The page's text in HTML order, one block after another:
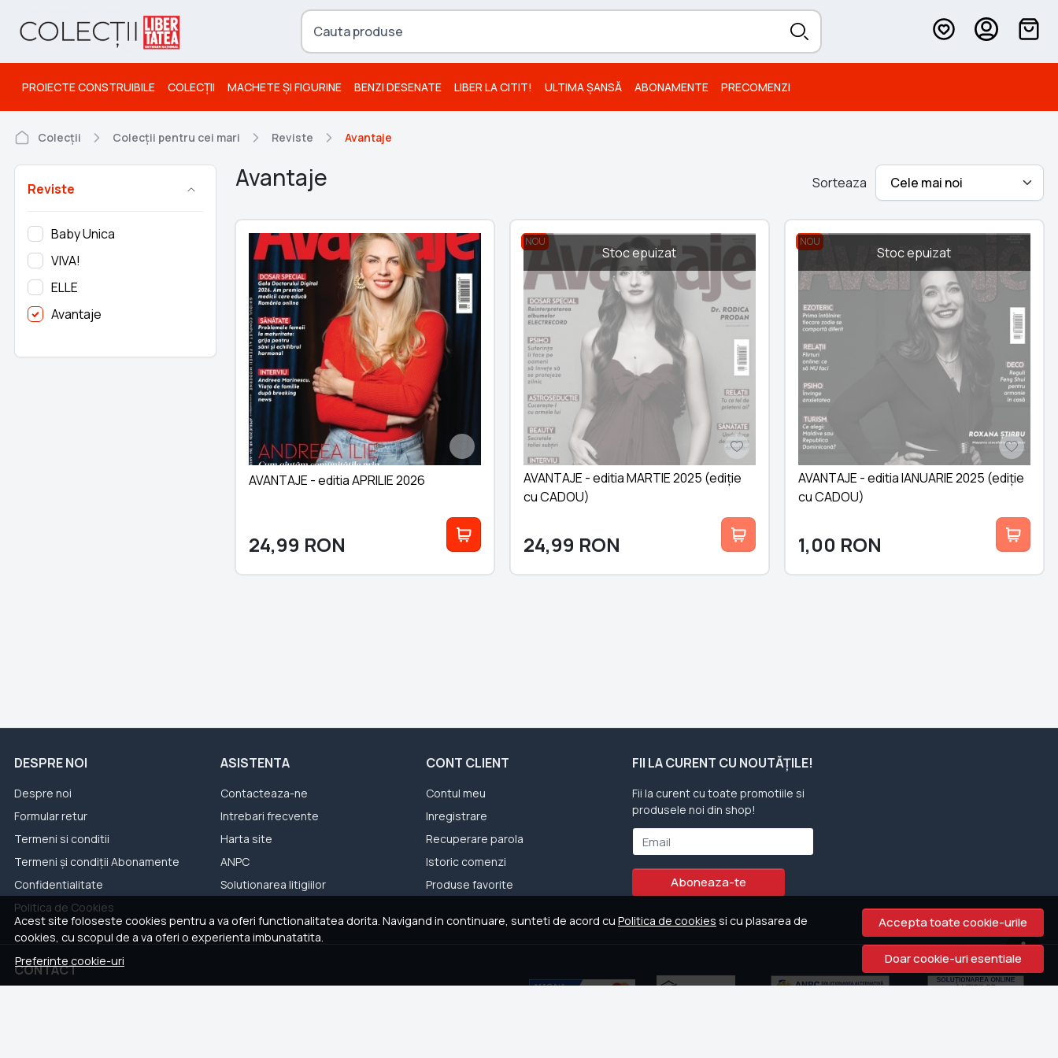
PROIECTE CONSTRUIBILE COLECȚII MACHETE ȘI FIGURINE BENZI DESENATE LIBER LA CITIT! ULTIMA ȘANSĂ ABONAMENTE PRECOMENZI
Colecții Colecții pentru cei mari Reviste Avantaje
Reviste
Baby Unica
VIVA!
ELLE
Avantaje
Avantaje Sorteaza
AVANTAJE - editia APRILIE 2026
24,99 RON
Stoc epuizat
NOU
AVANTAJE - editia MARTIE 2025 (ediție
cu CADOU)
24,99 RON
Stoc epuizat
NOU
AVANTAJE - editia IANUARIE 2025 (ediție
cu CADOU)
1,00 RON
Acest site foloseste cookies pentru a va oferi functionalitatea dorita. Navigand in continuare, sunteti de acord cu Politica de cookies si cu plasarea de
cookies, cu scopul de a va oferi o experienta imbunatatita.
Preferinte cookie-uri
Accepta toate cookie-urile
Doar cookie-uri esentiale
DESPRE NOI
Despre noi
Formular retur
Termeni si conditii
Termeni și condiții Abonamente
Confidentialitate
Politica de Cookies
ASISTENTA
Contacteaza-ne
Intrebari frecvente
Harta site
ANPC
Solutionarea litigiilor
CONT CLIENT
Contul meu
Inregistrare
Recuperare parola
Istoric comenzi
Produse favorite
FII LA CURENT CU NOUTĂȚILE!
Fii la curent cu toate promotiile si
produsele noi din shop!
Email
Aboneaza-te
CONTACT